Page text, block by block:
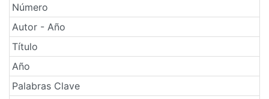
Número
Autor - Año
Título
Año
Palabras Clave